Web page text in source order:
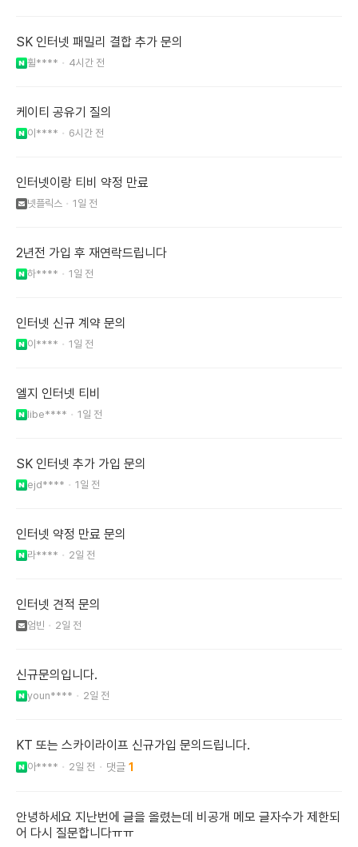
SK 인터넷 패밀리 결합 추가 문의
휠**** 4시간 전
케이티 공유기 질의
이**** 6시간 전
인터넷이랑 티비 약정 만료
넷플릭스 1일 전
2년전 가입 후 재연락드립니다
하**** 1일 전
인터넷 신규 계약 문의
이**** 1일 전
엘지 인터넷 티비
libe**** 1일 전
SK 인터넷 추가 가입 문의
ejd**** 1일 전
인터넷 약정 만료 문의
라**** 2일 전
인터넷 견적 문의
엄빈 2일 전
신규문의입니다.
youn**** 2일 전
KT 또는 스카이라이프 신규가입 문의드립니다.
아**** 2일 전 1
안녕하세요 지난번에 글을 올렸는데 비공개 메모 글자수가 제한되
어 다시 질문합니다ㅠㅠ